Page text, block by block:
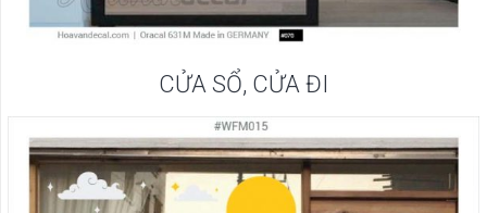
CỬA SỔ, CỬA ĐI